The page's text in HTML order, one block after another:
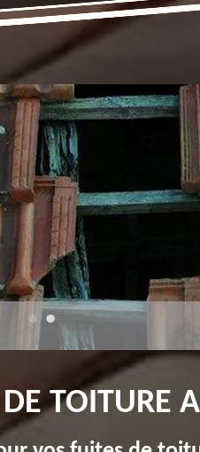
TOITURE